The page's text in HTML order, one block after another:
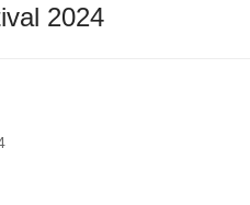
2024